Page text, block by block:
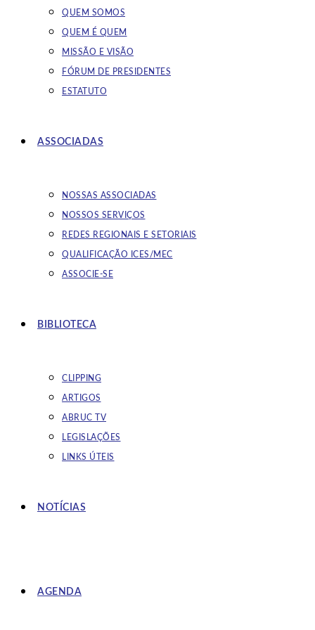
QUEM SOMOS
QUEM É QUEM
MISSÃO E VISÃO
FÓRUM DE PRESIDENTES
ESTATUTO
ASSOCIADAS
NOSSAS ASSOCIADAS
NOSSOS SERVIÇOS
REDES REGIONAIS E SETORIAIS
QUALIFICAÇÃO ICES/MEC
ASSOCIE-SE
BIBLIOTECA
CLIPPING
ARTIGOS
ABRUC TV
LEGISLAÇÕES
LINKS ÚTEIS
NOTÍCIAS
AGENDA